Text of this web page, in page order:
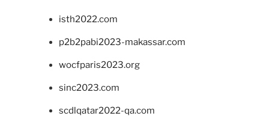
isth2022.com
p2b2pabi2023-makassar.com
wocfparis2023.org
sinc2023.com
scdlqatar2022-qa.com